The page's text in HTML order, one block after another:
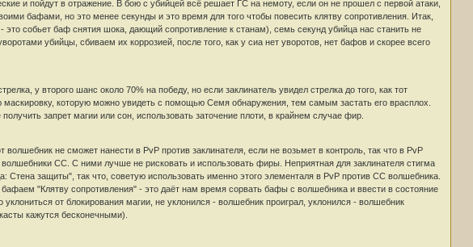
и пойдут в отражение. В бою с убийцей всё решает ГС на немоту, если он не прошел с первой атаки,
бафами, но это менее секунды и это время для того чтобы повесить клятву сопротивления. Итак,
собьет баф снятия шока, дающий сопротивление к станам), семь секунд убийца нас станить не
убийцы, сбиваем их коррозией, после того, как у сиа нет уворотов, нет бафов и скорее всего
у второго шанс около 70% на победу, но если заклинатель увидел стрелка до того, как тот
которую можно увидеть с помощью Семя обнаружения, тем самым застать его врасплох.
запрет магии или сон, использовать заточение плоти, в крайнем случае фир.
не сможет нанести в PvP против заклинателя, если не возьмет в контроль, так что в PvP
СС. С ними лучше не рисковать и использовать фиры. Неприятная для заклинателя стигма
защиты", так что, советую использовать именно этого элементаля в PvP против СС волшебника.
"Клятву сопротивления" - это даёт нам время сорвать бафы с волшебника и ввести в состояние
от блокирования магии, не уклонился - волшебник проиграл, уклонился - волшебник
кажутся бесконечными).